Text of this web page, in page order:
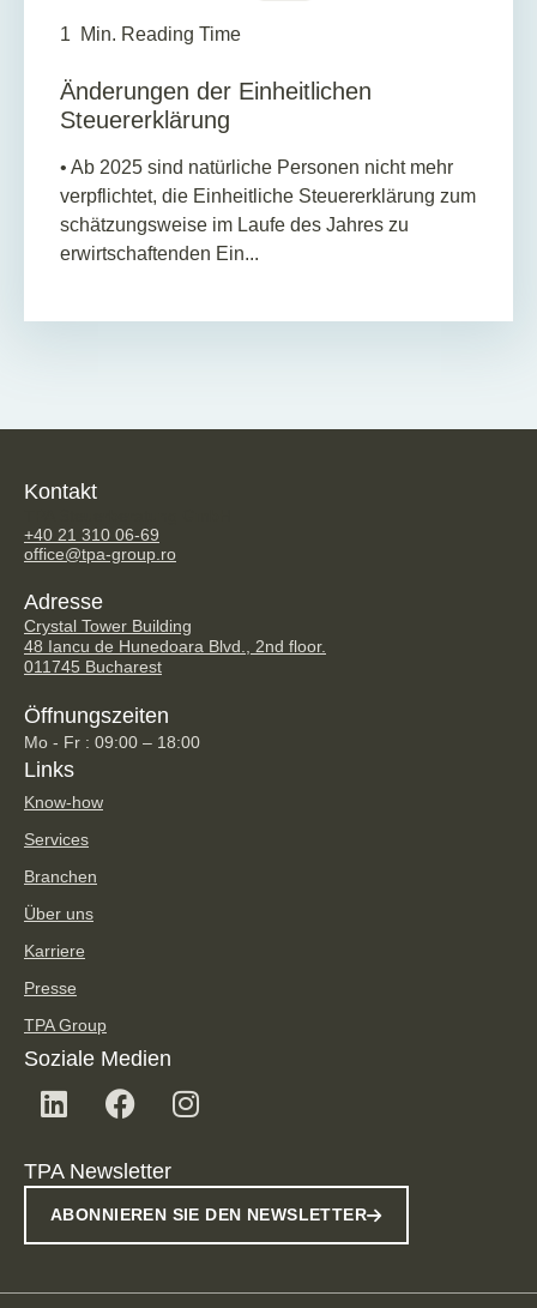
1 Min. Reading Time
Änderungen der Einheitlichen
Steuererklärung
• Ab 2025 sind natürliche Personen nicht mehr
verpflichtet, die Einheitliche Steuererklärung zum
schätzungsweise im Laufe des Jahres zu
erwirtschaftenden Ein...
Kontakt
+40 21 310 06-69
office@tpa-group.ro
Adresse
Crystal Tower Building
48 Iancu de Hunedoara Blvd., 2nd floor.
011745 Bucharest
Öffnungszeiten
Mo - Fr : 09:00 – 18:00
Links
Know-how
Services
Branchen
Über uns
Karriere
Presse
TPA Group
Soziale Medien
TPA Newsletter
ABONNIEREN SIE DEN NEWSLETTER